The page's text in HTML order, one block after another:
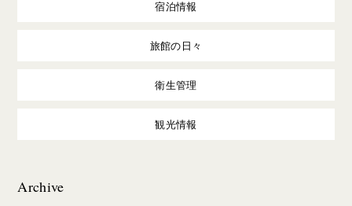
宿泊情報
旅館の日々
衛生管理
観光情報
Archive